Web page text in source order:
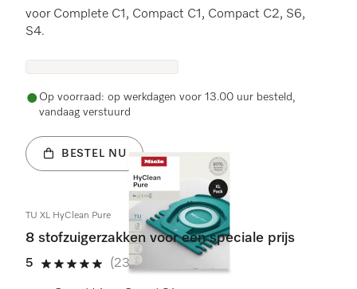
voor Complete C1, Compact C1, Compact C2, S6,
S4.
Op voorraad: op werkdagen voor 13.00 uur besteld,
vandaag verstuurd
BESTEL NU
TU XL HyClean Pure
8 stofzuigerzakken voor een speciale prijs
5
5 sterren op 5
(23 beoordelingen)